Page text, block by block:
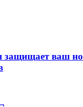
защищает ваш